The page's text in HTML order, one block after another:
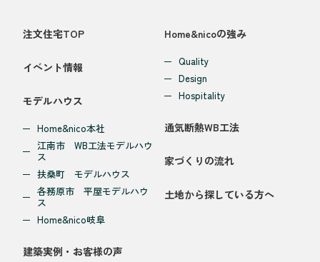
注文住宅TOP
イベント情報
モデルハウス
Home&nico本社
江南市 WB工法モデルハウ
ス
扶桑町 モデルハウス
各務原市 平屋モデルハウ
ス
Home&nico岐阜
建築実例・お客様の声
Home&nicoの強み
Quality
Design
Hospitality
通気断熱WB工法
家づくりの流れ
土地から探している方へ